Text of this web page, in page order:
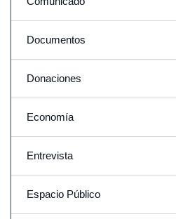
Documentos
Donaciones
Economía
Entrevista
Espacio Público